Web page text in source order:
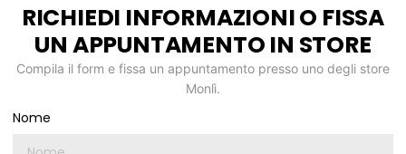
RICHIEDI INFORMAZIONI O FISSA
UN APPUNTAMENTO IN STORE
Compila il form e fissa un appuntamento presso uno degli store
Monlì.
Nome